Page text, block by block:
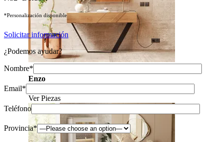
Enzo
Ver Piezas
*Personalización disponible
Solicitar información
¿Podemos ayudar?
Nombre*
Email*
Teléfono
Provincia*